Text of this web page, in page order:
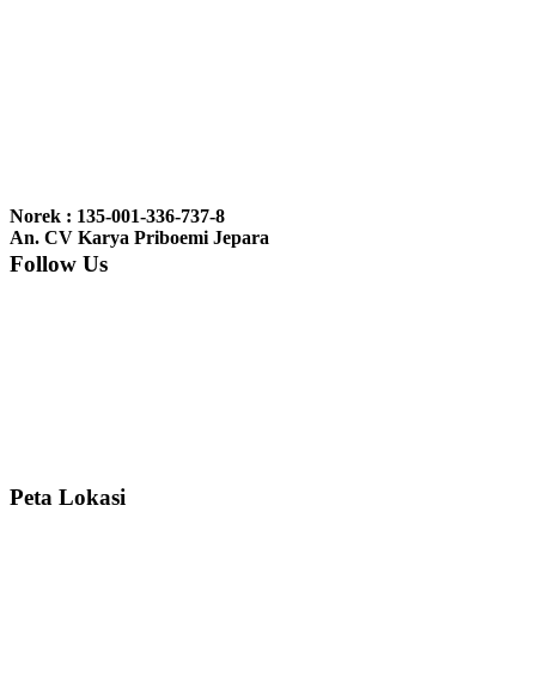
nyesel deh beli geby...
Norek : 135-001-336-737-8
An. CV Karya Priboemi Jepara
Follow Us
Peta Lokasi